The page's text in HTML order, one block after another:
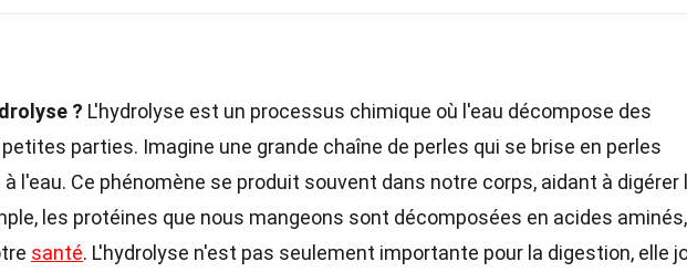
? L'hydrolyse est un processus chimique où l'eau décompose des
parties. Imagine une grande chaîne de perles qui se brise en perles
l'eau. Ce phénomène se produit souvent dans notre corps, aidant à digérer
les protéines que nous mangeons sont décomposées en acides aminés,
santé. L'hydrolyse n'est pas seulement importante pour la digestion, elle